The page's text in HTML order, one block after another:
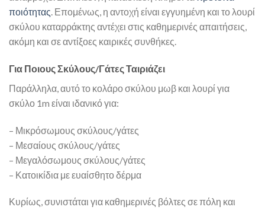
ποιότητας. Επομένως, η αντοχή είναι εγγυημένη και το λουρί
σκύλου καταρράκτης αντέχει στις καθημερινές απαιτήσεις,
ακόμη και σε αντίξοες καιρικές συνθήκες.
Για Ποιους Σκύλους/Γάτες Ταιριάζει
Παράλληλα, αυτό το κολάρο σκύλου μωβ και λουρί για
σκύλο 1m είναι ιδανικό για:
– Μικρόσωμους σκύλους/γάτες
– Μεσαίους σκύλους/γάτες
– Μεγαλόσωμους σκύλους/γάτες
– Κατοικίδια με ευαίσθητο δέρμα
Κυρίως, συνιστάται για καθημερινές βόλτες σε πόλη και